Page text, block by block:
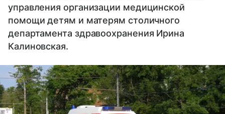
управления организации медицинской
помощи детям и матерям столичного
департамента здравоохранения Ирина
Калиновская.